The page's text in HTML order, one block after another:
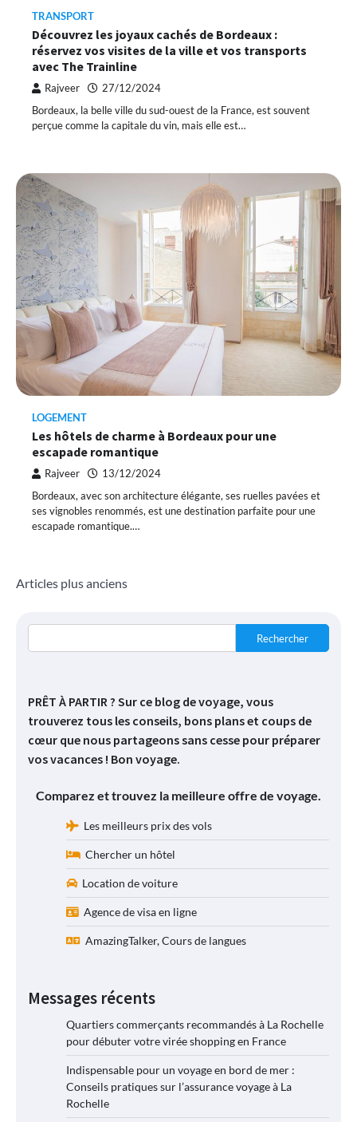
TRANSPORT
Découvrez les joyaux cachés de Bordeaux :
réservez vos visites de la ville et vos transports
avec The Trainline
Rajveer 27/12/2024
Bordeaux, la belle ville du sud-ouest de la France, est souvent
perçue comme la capitale du vin, mais elle est…
LOGEMENT
Les hôtels de charme à Bordeaux pour une
escapade romantique
Rajveer 13/12/2024
Bordeaux, avec son architecture élégante, ses ruelles pavées et
ses vignobles renommés, est une destination parfaite pour une
escapade romantique.…
Navigation
Articles plus anciens
Rechercher
PRÊT À PARTIR ? Sur ce blog de voyage, vous
trouverez tous les conseils, bons plans et coups de
cœur que nous partageons sans cesse pour préparer
vos vacances ! Bon voyage.
Comparez et trouvez la meilleure offre de voyage.
Les meilleurs prix des vols
Chercher un hôtel
Location de voiture
Agence de visa en ligne
AmazingTalker, Cours de langues
Messages récents
Quartiers commerçants recommandés à La Rochelle
pour débuter votre virée shopping en France
Indispensable pour un voyage en bord de mer :
Conseils pratiques sur l’assurance voyage à La
Rochelle